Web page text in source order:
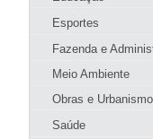
Esportes
Fazenda e
Meio Ambiente
SMMA
Página Inicial
Meio Ambiente
Obras e Urbanismo
Saúde